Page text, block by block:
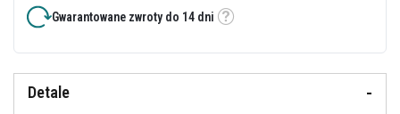
m
e
t
g
Gwarantowane zwroty do 14 dni
Etykietka
Detale